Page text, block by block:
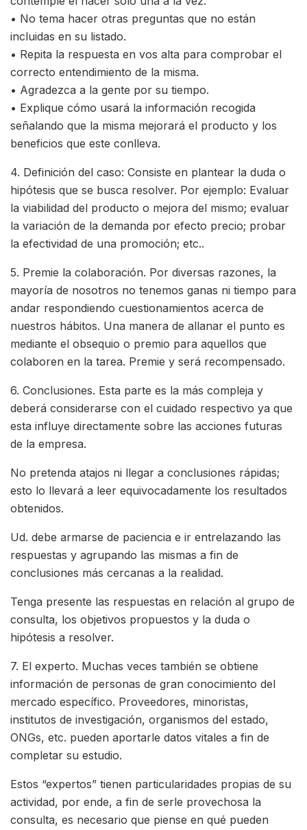
• No tema hacer otras preguntas que no están
incluidas en su listado.
• Repita la respuesta en vos alta para comprobar el
correcto entendimiento de la misma.
• Agradezca a la gente por su tiempo.
• Explique cómo usará la información recogida
señalando que la misma mejorará el producto y los
beneficios que este conlleva.
4. Definición del caso: Consiste en plantear la duda o
hipótesis que se busca resolver. Por ejemplo: Evaluar
la viabilidad del producto o mejora del mismo; evaluar
la variación de la demanda por efecto precio; probar
la efectividad de una promoción; etc..
5. Premie la colaboración. Por diversas razones, la
mayoría de nosotros no tenemos ganas ni tiempo para
andar respondiendo cuestionamientos acerca de
nuestros hábitos. Una manera de allanar el punto es
mediante el obsequio o premio para aquellos que
colaboren en la tarea. Premie y será recompensado.
6. Conclusiones. Esta parte es la más compleja y
deberá considerarse con el cuidado respectivo ya que
esta influye directamente sobre las acciones futuras
de la empresa.
No pretenda atajos ni llegar a conclusiones rápidas;
esto lo llevará a leer equivocadamente los resultados
obtenidos.
Ud. debe armarse de paciencia e ir entrelazando las
respuestas y agrupando las mismas a fin de
conclusiones más cercanas a la realidad.
Tenga presente las respuestas en relación al grupo de
consulta, los objetivos propuestos y la duda o
hipótesis a resolver.
7. El experto. Muchas veces también se obtiene
información de personas de gran conocimiento del
mercado específico. Proveedores, minoristas,
institutos de investigación, organismos del estado,
ONGs, etc. pueden aportarle datos vitales a fin de
completar su estudio.
Estos “expertos” tienen particularidades propias de su
actividad, por ende, a fin de serle provechosa la
consulta, es necesario que piense en qué pueden